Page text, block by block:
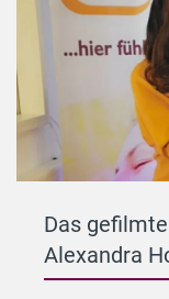
Das
Alexandra